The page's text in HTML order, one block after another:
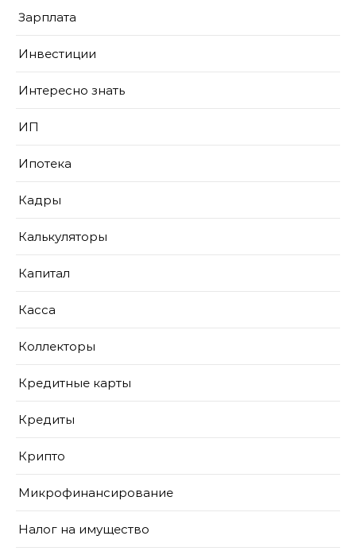
Зарплата
Инвестиции
Интересно знать
ИП
Ипотека
Кадры
Калькуляторы
Капитал
Касса
Коллекторы
Кредитные карты
Кредиты
Крипто
Микрофинансирование
Налог на имущество